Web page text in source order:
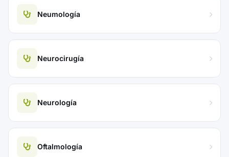
Neumología
Neurocirugía
Neurología
Oftalmología